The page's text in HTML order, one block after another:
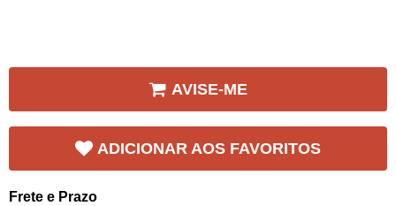
AVISE-ME
ADICIONAR AOS FAVORITOS
Frete e Prazo